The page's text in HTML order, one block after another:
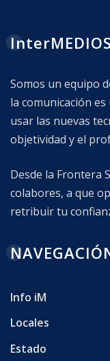
InterMEDIOS
Somos un equipo
la comunicación
usar las nuevas
objetividad y el
Desde la Frontera
colabores, a que
retribuir tu
Info iM
Locales
Estado